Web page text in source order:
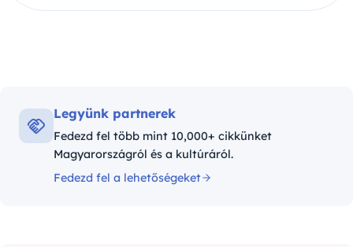
Legyünk partnerek
Fedezd fel több mint 10,000+ cikkünket
Magyarországról és a kultúráról.
Fedezd fel a lehetőségeket